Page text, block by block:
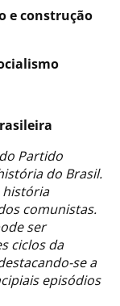
e construção
Partido
do Brasil.
história
comunistas.
ser
ciclos da
se a
episódios